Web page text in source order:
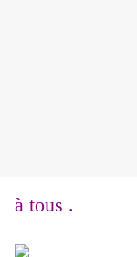
à tous .